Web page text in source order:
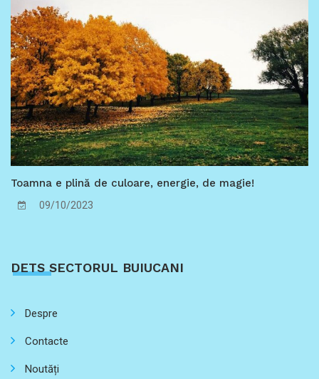
Toamna e plină de culoare, energie, de magie!
09/10/2023
DETS SECTORUL BUIUCANI
Despre
Contacte
Noutăți